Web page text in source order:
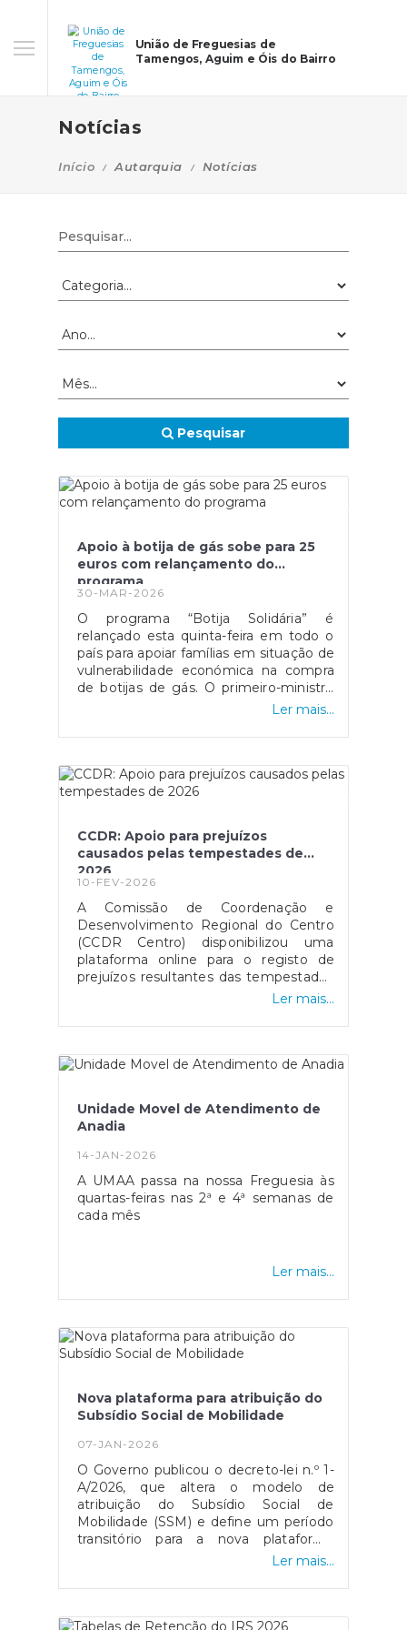
União de Freguesias de
Tamengos, Aguim e Óis do Bairro
Notícias
Início Autarquia Notícias
Pesquisar
Apoio à botija de gás sobe para 25
euros com relançamento do
programa
30-MAR-2026
O programa “Botija Solidária” é
relançado esta quinta-feira em todo o
país para apoiar famílias em situação de
vulnerabilidade económica na compra
de botijas de gás. O primeiro-ministro
Luís Montenegro anunciou o aumento
durante os próximos três meses,
da guerra no Médio Oriente.
Ler mais...
CCDR: Apoio para prejuízos
causados pelas tempestades de
2026
10-FEV-2026
A Comissão de Coordenação e
Desenvolvimento Regional do Centro
(CCDR Centro) disponibilizou uma
plataforma online para o registo de
prejuízos resultantes das tempestades
de 2026 que afetaram vários concelhos
cidadãos, empresas, agricultores e
danos em habitações, atividades
acesso a apoios técnicos e
financeiros.O registo dos prejuízos é
um passo essencial para a avaliação
mecanismos de apoio público. A
plataforma pode ser consultada no site
oficial da CCDR Centro.Esta
Ler mais...
Unidade Movel de Atendimento de
Anadia
14-JAN-2026
A UMAA passa na nossa Freguesia às
quartas-feiras nas 2ª e 4ª semanas de
cada mês
Ler mais...
Nova plataforma para atribuição do
Subsídio Social de Mobilidade
07-JAN-2026
O Governo publicou o decreto-lei n.º 1-
A/2026, que altera o modelo de
atribuição do Subsídio Social de
Mobilidade (SSM) e define um período
transitório para a nova plataforma
eletrónica, a qual ficará disponível a
se às viagens entre as regiões
os pagamentos nos balcões dos CTT
Ler mais...